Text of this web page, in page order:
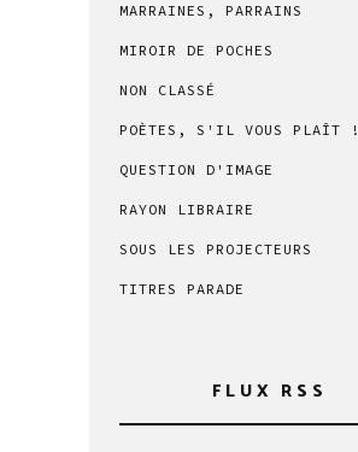
MARRAINES, PARRAINS
MIROIR DE POCHES
NON CLASSÉ
POÈTES, S'IL VOUS PLAÎT !
QUESTION D'IMAGE
RAYON LIBRAIRE
SOUS LES PROJECTEURS
TITRES PARADE
FLUX RSS